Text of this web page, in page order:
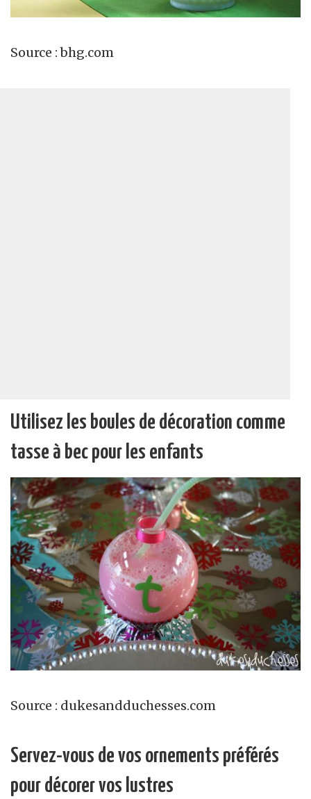
Source : bhg.com
Utilisez les boules de décoration comme
tasse à bec pour les enfants
Source : dukesandduchesses.com
Servez-vous de vos ornements préférés
pour décorer vos lustres